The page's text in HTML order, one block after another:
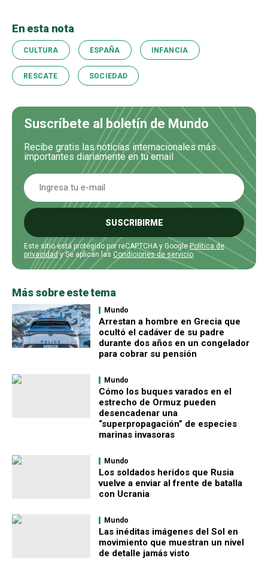
En esta nota
CULTURA ESPAÑA INFANCIA
RESCATE SOCIEDAD
Suscríbete al boletín de Mundo
Recibe gratis las noticias internacionales más
importantes diariamente en tu email
SUSCRIBIRME
Este sitio está protegido por reCAPTCHA y GooglePolítica de
privacidady Se aplican las Condiciones de servicio.
Más sobre este tema
Mundo
Arrestan a hombre en Grecia que
ocultó el cadáver de su padre
durante dos años en un congelador
para cobrar su pensión
Mundo
Cómo los buques varados en el
estrecho de Ormuz pueden
desencadenar una
“superpropagación” de especies
marinas invasoras
Mundo
Los soldados heridos que Rusia
vuelve a enviar al frente de batalla
con Ucrania
Mundo
Las inéditas imágenes del Sol en
movimiento que muestran un nivel
de detalle jamás visto